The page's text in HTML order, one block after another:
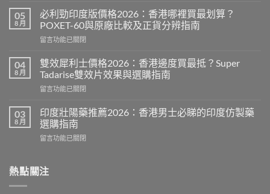
而
鋼
香
港
格
2026
攻
印
度
Viagra
比
05
8 月
必利勁印度版價格2026：香港哪裡買最划算？
POXET-60與原廠比較及正貨分辨指南
在
利
勁
印
度
價
格
2026：
香
裡
留言功能已關閉
04
8 月
雙效犀利士價格2026：香港邊度買最抵？Super
Tadarise雙效片效果與選購指南
在
效
犀
利
士
2026：
留言功能已關閉
03
8 月
印度壯陽藥推薦2026：香港男士必睇的印度仿製藥
選購指南
在
壯
陽
留言功能已關閉
熱點關注